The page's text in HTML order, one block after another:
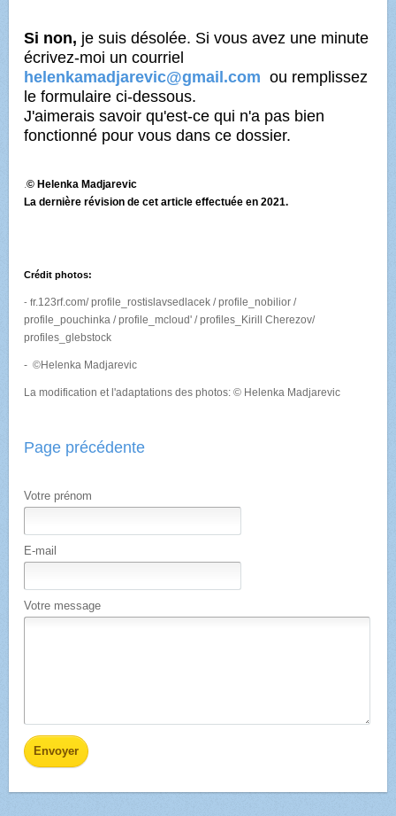
Si non, je suis désolée. Si vous avez une minute
écrivez-moi un courriel
helenkamadjarevic@gmail.com ou remplissez
le formulaire ci-dessous.
J'aimerais savoir qu'est-ce qui n'a pas bien
fonctionné pour vous dans ce dossier.
.© Helenka Madjarevic
La dernière révision de cet article effectuée en 2021.
Crédit photos:
- fr.123rf.com/ profile_rostislavsedlacek / profile_nobilior /
profile_pouchinka / profile_mcloud' / profiles_Kirill Cherezov/
profiles_glebstock
- ©Helenka Madjarevic
La modification et l'adaptations des photos: © Helenka Madjarevic
Page précédente
Votre prénom
E-mail
Votre message